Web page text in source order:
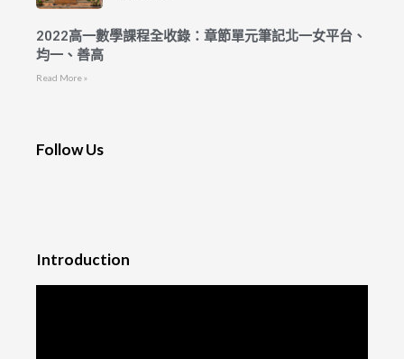
2022高一數學課程全收錄：章節單元筆記北一女平台、
均一、善高
Read More »
Follow Us
Introduction